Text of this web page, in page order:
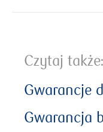
Czytaj także:
Gwarancje
Gwarancja